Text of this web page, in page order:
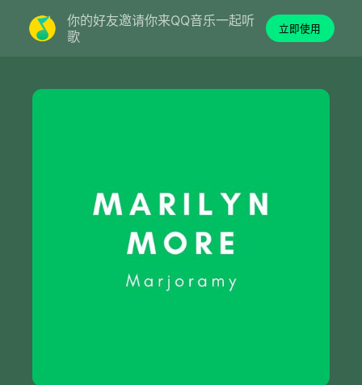
你的好友邀请你来QQ音乐一起听
歌
立即使用